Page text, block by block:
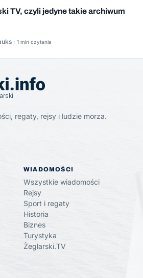
TV, czyli jedyne takie archiwum
· 1 min czytania
regaty, rejsy i ludzie morza.
WIADOMOŚCI
Wszystkie wiadomości
Rejsy
Sport i regaty
Historia
Biznes
Turystyka
Żeglarski.TV